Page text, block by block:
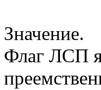
Значение.
Флаг ЛСП